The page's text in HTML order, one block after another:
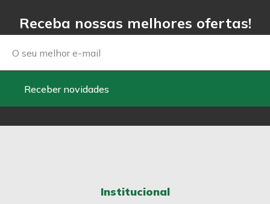
Receba nossas melhores ofertas!
Email
Receber novidades
Institucional